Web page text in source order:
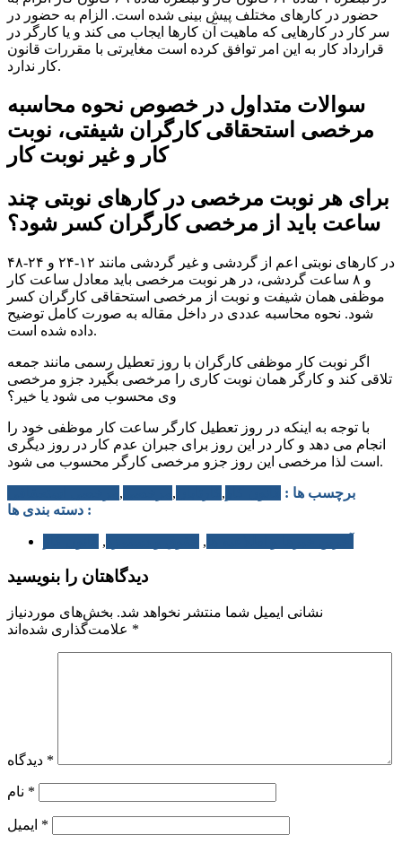
حضور در کارهای مختلف پیش بینی شده است. الزام به حضور در
سر کار در کارهایی که ماهیت آن کارها ایجاب می کند و یا کارگر در
قرارداد کار به این امر توافق کرده است مغایرتی با مقررات قانون
کار ندارد.
سوالات متداول در خصوص نحوه محاسبه
مرخصی استحقاقی کارگران شیفتی، نوبت
کار و غیر نوبت کار
برای هر نوبت مرخصی در کارهای نوبتی چند
ساعت باید از مرخصی کارگران کسر شود؟
در کارهای نوبتی اعم از گردشی و غیر گردشی مانند ۱۲-۲۴ و ۲۴-۴۸
و ۸ ساعت گردشی، در هر نوبت مرخصی باید معادل ساعت کار
موظفی همان شیفت و نوبت از مرخصی استحقاقی کارگران کسر
شود. نحوه محاسبه عددی در داخل مقاله به صورت کامل توضیح
داده شده است.
اگر نوبت کار موظفی کارگران با روز تعطیل رسمی مانند جمعه
تلاقی کند و کارگر همان نوبت کاری را مرخصی بگیرد جزو مرخصی
وی محسوب می شود یا خیر؟
با توجه به اینکه در روز تعطیل کارگر ساعت کار موظفی خود را
انجام می دهد و کار در این روز برای جبران عدم کار در روز دیگری
است لذا مرخصی این روز جزو مرخصی کارگر محسوب می شود.
برچسب ها : ,
,
,
دسته بندی ها :
,
,
دیدگاهتان را بنویسید
نشانی ایمیل شما منتشر نخواهد شد. بخش‌های موردنیاز
*
*
*
*